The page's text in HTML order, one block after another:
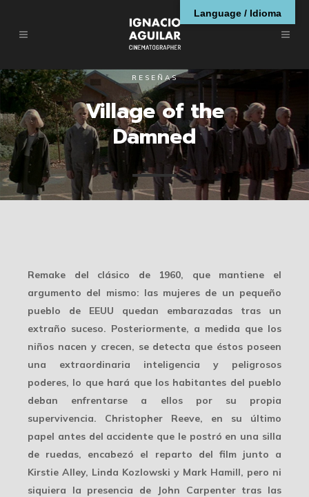
RESEÑAS
Village of the
Damned
Remake del clásico de 1960, que mantiene el
argumento del mismo: las mujeres de un pequeño
pueblo de EEUU quedan embarazadas tras un
extraño suceso. Posteriormente, a medida que los
niños nacen y crecen, se detecta que éstos poseen
una extraordinaria inteligencia y peligrosos
poderes, lo que hará que los habitantes del pueblo
deban enfrentarse a ellos por su propia
supervivencia. Christopher Reeve, en su último
papel antes del accidente que le postró en una silla
de ruedas, encabezó el reparto del film junto a
Kirstie Alley, Linda Kozlowski y Mark Hamill, pero ni
siquiera la presencia de John Carpenter tras las
Language / Idioma